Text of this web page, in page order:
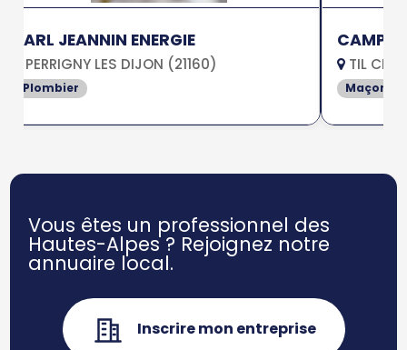
SARL JEANNIN ENERGIE
PERRIGNY LES DIJON (21160)
Plombier
TIL
Maçon
Vous êtes un professionnel des
Hautes-Alpes ? Rejoignez notre
annuaire local.
Inscrire mon entreprise